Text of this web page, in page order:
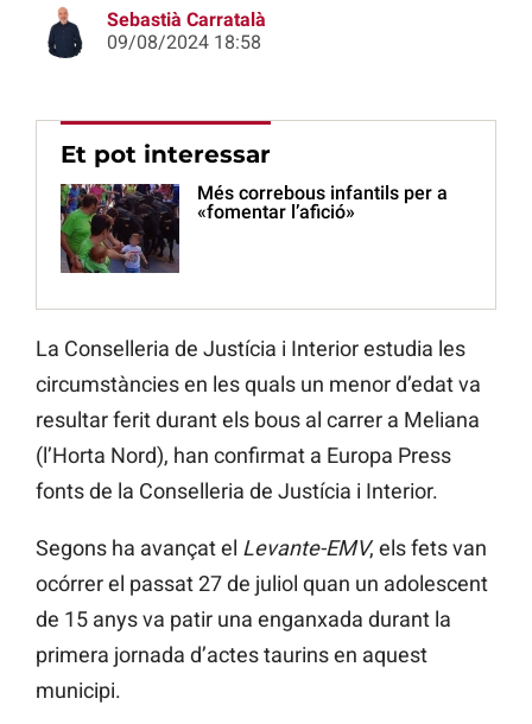
Sebastià Carratalà
09/08/2024 18:58
Et pot interessar
Més correbous infantils per a
«fomentar l’afició»
La Conselleria de Justícia i Interior estudia les
circumstàncies en les quals un menor d’edat va
resultar ferit durant els bous al carrer a Meliana
(l’Horta Nord), han confirmat a Europa Press
fonts de la Conselleria de Justícia i Interior.
Segons ha avançat el Levante-EMV, els fets van
ocórrer el passat 27 de juliol quan un adolescent
de 15 anys va patir una enganxada durant la
primera jornada d’actes taurins en aquest
municipi.